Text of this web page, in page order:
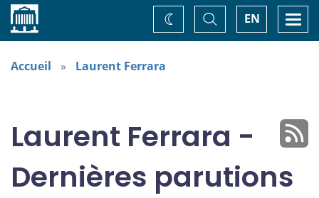
Accueil EN
Basculer
la
recherche
Changez
de
Accueil Laurent Ferrara
Laurent Ferrara -
Dernières parutions